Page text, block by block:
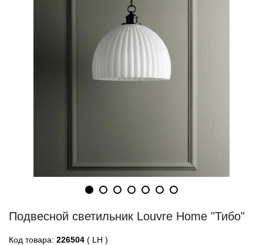
Подвесной светильник Louvre Home "Тибо"
Код товара: 226504 ( LH )